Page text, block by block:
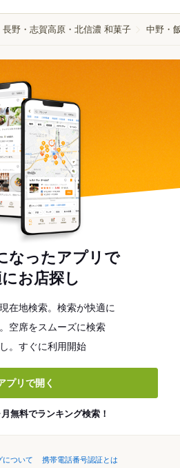
長野・志賀高原・北信濃 和菓子 中野・
なったアプリで
お店探し
在地検索。検索が快適に
空席をスムーズに検索
。すぐに利用開始
プリで開く
無料でランキング検索！
について
携帯電話番号認証とは